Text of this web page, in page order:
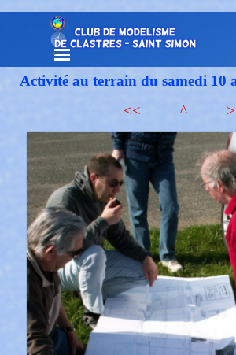
Sauter le menu
Activité au terrain du samedi 10
<<
^